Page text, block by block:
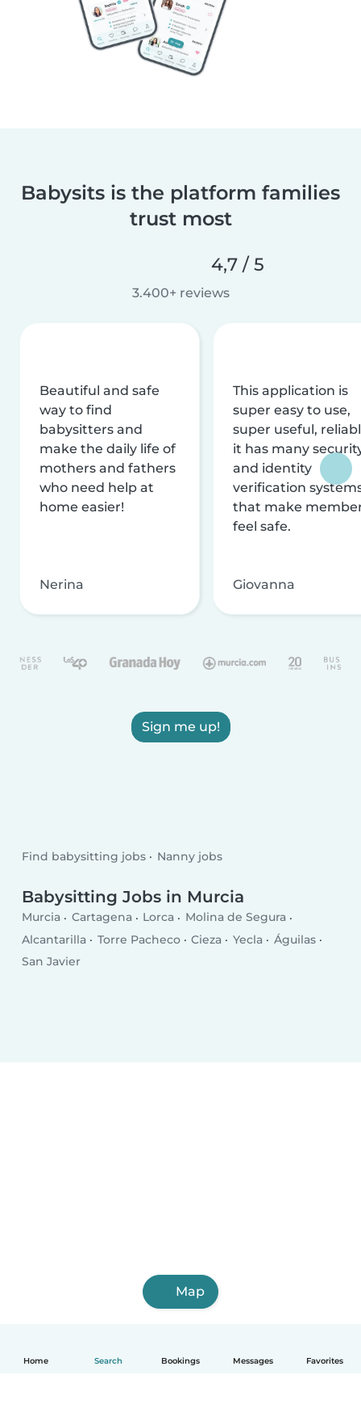
Home Search Bookings Messages Favorites
Babysits is the platform families
trust most
4,7 / 5
3.400+ reviews
Beautiful and safe
way to find
babysitters and
make the daily life of
mothers and fathers
who need help at
home easier!
Nerina
This application is
super easy to use,
super useful,
it has many
and identity
verification
that make
feel safe.
Giovanna
Sign me up!
Find babysitting jobs Nanny jobs
Babysitting Jobs in Murcia
Murcia Cartagena Lorca
Molina de Segura
Alcantarilla
Torre Pacheco Cieza Yecla
Águilas
San Javier
Map